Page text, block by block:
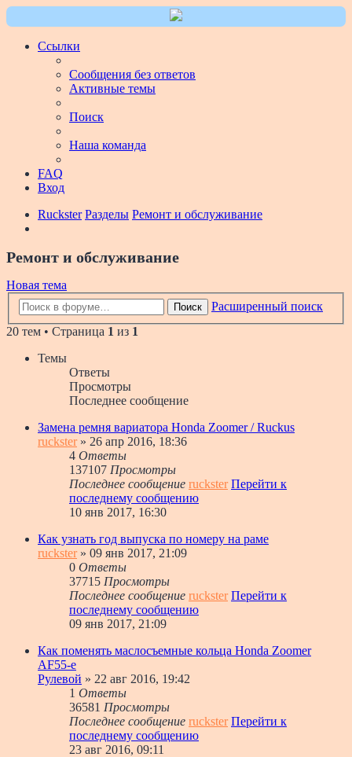
Ссылки
Сообщения без ответов
Активные темы
Поиск
Наша команда
FAQ
Вход
Ruckster Разделы Ремонт и обслуживание
Ремонт и обслуживание
Новая тема
Поиск
Расширенный поиск
20 тем • Страница 1 из 1
Темы
Ответы
Просмотры
Последнее сообщение
Замена ремня вариатора Honda Zoomer / Ruckus
ruckster» 26 апр 2016, 18:36
4 Ответы
137107 Просмотры
Последнее сообщение ruckster Перейти к
последнему сообщению
10 янв 2017, 16:30
Как узнать год выпуска по номеру на раме
ruckster» 09 янв 2017, 21:09
0 Ответы
37715 Просмотры
Последнее сообщение ruckster Перейти к
последнему сообщению
09 янв 2017, 21:09
Как поменять маслосъемные кольца Honda Zoomer
AF55-e
Рулевой » 22 авг 2016, 19:42
1 Ответы
36581 Просмотры
Последнее сообщение ruckster Перейти к
последнему сообщению
23 авг 2016, 09:11